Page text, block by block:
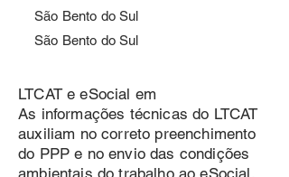
São Bento do Sul
São Bento do Sul
LTCAT e eSocial em
As informações técnicas do LTCAT
auxiliam no correto preenchimento
do PPP e no envio das condições
ambientais do trabalho ao eSocial,